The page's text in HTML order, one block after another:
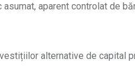
aparent controlat de
alternative de capital